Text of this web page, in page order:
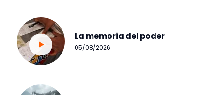
La memoria del poder
05/08/2026